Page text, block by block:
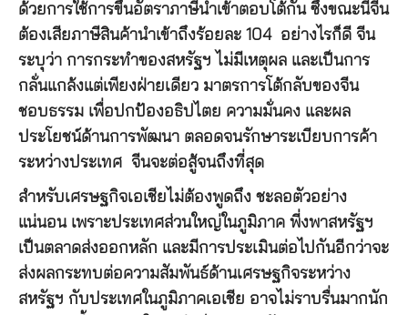
ด้วยการใช้การขึ้นอัตราภาษีนำเข้าตอบโต้กัน ซึ่งขณะนี้จีน
ต้องเสียภาษีสินค้านำเข้าถึงร้อยละ 104 อย่างไรก็ดี จีน
ระบุว่า การกระทำของสหรัฐฯ ไม่มีเหตุผล และเป็นการ
กลั่นแกล้งแต่เพียงฝ่ายเดียว มาตรการโต้กลับของจีน
ชอบธรรม เพื่อปกป้องอธิปไตย ความมั่นคง และผล
ประโยชน์ด้านการพัฒนา ตลอดจนรักษาระเบียบการค้า
ระหว่างประเทศ จีนจะต่อสู้จนถึงที่สุด
สำหรับเศรษฐกิจเอเชียไม่ต้องพูดถึง ชะลอตัวอย่าง
แน่นอน เพราะประเทศส่วนใหญ่ในภูมิภาค พี่งพาสหรัฐฯ
เป็นตลาดส่งออกหลัก และมีการประเมินต่อไปกันอีกว่าจะ
ส่งผลกระทบต่อความสัมพันธ์ด้านเศรษฐกิจระหว่าง
สหรัฐฯ กับประเทศในภูมิภาคเอเชีย อาจไม่ราบรื่นมากนัก